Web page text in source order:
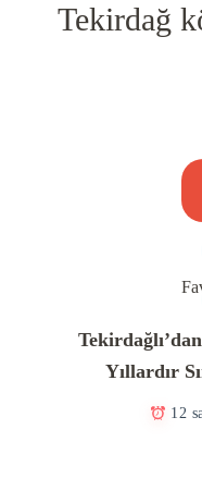
Tekirdağ
Yıllardır
12